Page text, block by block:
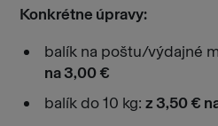
Konkrétne úpravy:
balík na poštu/výdajné
na 3,00 €
balík do 10 kg: z 3,50 €